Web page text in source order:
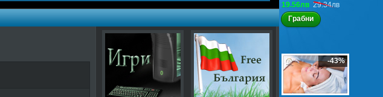
19.56лв 29.34лв
Грабни
-43%